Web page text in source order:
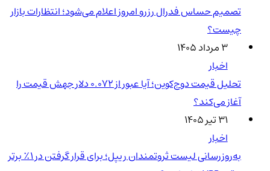
تصمیم حساس فدرال رزرو امروز اعلام می‌شود؛ انتظارات بازار
چیست؟
۳ مرداد ۱۴۰۵
اخبار
تحلیل قیمت دوج‌کوین؛ آیا عبور از ۰.۰۷۲ دلار جهش قیمت را
آغاز می‌کند؟
۳۱ تیر ۱۴۰۵
اخبار
به‌روزرسانی لیست ثروتمندان ریپل؛ برای قرار گرفتن در ۱٪ برتر